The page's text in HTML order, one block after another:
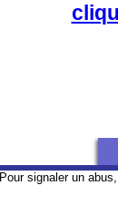
Pour signaler un